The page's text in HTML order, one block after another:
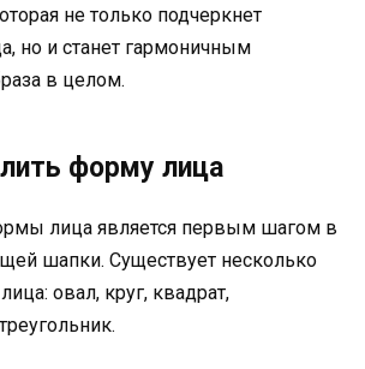
не только подчеркнет
но и станет гармоничным
в целом.
форму лица
лица является первым шагом в
шапки. Существует несколько
овал, круг, квадрат,